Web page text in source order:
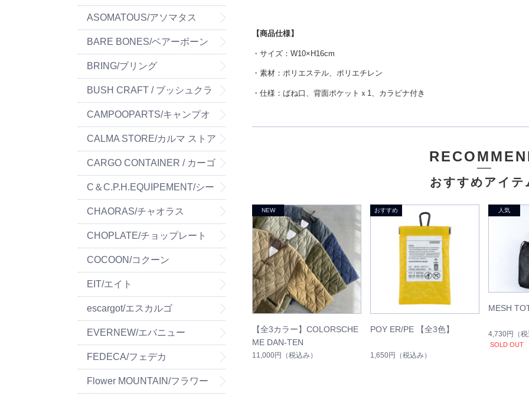
【商品仕様】
・サイズ： W10×H16cm
・素材：ポリエステル、ポリエチレン
・仕様：ばね口、背面ポケットｘ 1、カラビナ付き
おすすめアイテ
【全3カラー】COLORSCHE
ME DAN-TEN
11,000円 （税込み）
POY ER/PE 【全3色】
1,650円 （税込み）
MESH
4,730円 （
SOLD OUT
ASOMATOUS/アソマタス
BARE BONES/ベアーボーン
ズ
BRING/ブリング
BUSH CRAFT / ブッシュクラ
フト
CAMPOOPARTS/キャンプオ
ーパーツ
CALMA STORE/カルマ ストア
CARGO CONTAINER / カーゴ
コンテナ
C＆C.P.H.EQUIPEMENT/シー
&シー.ピー.エイチ イクイップ
メント
CHAORAS/チャオラス
CHOPLATE/チョップレート
COCOON/コクーン
EIT/エイト
escargot/エスカルゴ
EVERNEW/エバニュー
FEDECA/フェデカ
Flower MOUNTAIN/フラワー